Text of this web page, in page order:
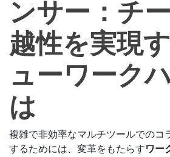
ンサー：チ
越性を実現
ューワーク
は
複雑で非効率なマルチツールでのコ
するためには、変革をもたらすワー